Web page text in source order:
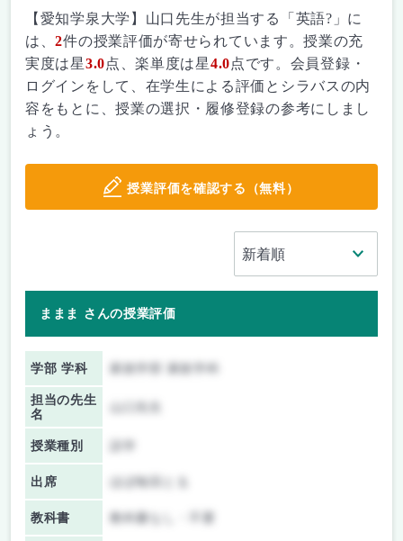
【愛知学泉大学】山口先生が担当する「英語?」に
は、2件の授業評価が寄せられています。授業の充
実度は星3.0点、楽単度は星4.0点です。会員登録・
ログインをして、在学生による評価とシラバスの内
容をもとに、授業の選択・履修登録の参考にしまし
ょう。
授業評価を確認する（無料）
ままま さんの授業評価
学部 学科
担当の先生
名
授業種別
出席 ほぼ毎回とる
教科書 教科書なし・不要